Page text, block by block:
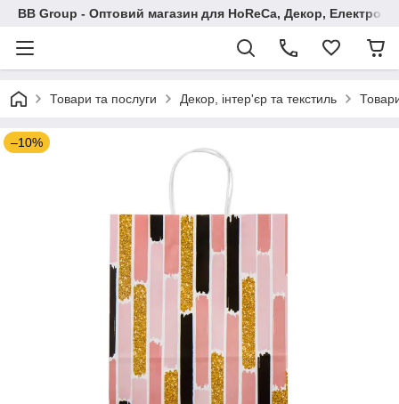
BB Group - Оптовий магазин для HoReCa, Декор,
Товари та послуги Декор, інтер'єр та текстиль
–10%